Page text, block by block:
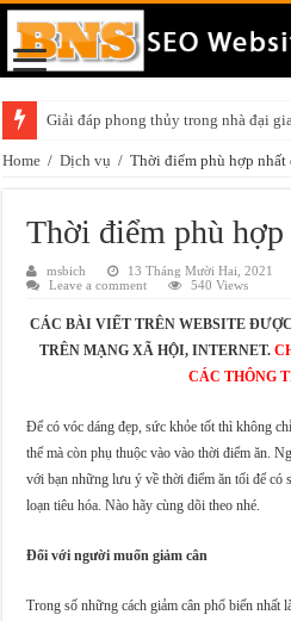
Giải đáp phong thủy trong nhà đại
Home / Dịch vụ / Thời điểm phù hợp nhất
Thời điểm phù hợp
msbich 13 Tháng Mười Hai, 2021
Leave a comment
540 Views
CÁC BÀI VIẾT TRÊN WEBSITE
TRÊN MẠNG XÃ HỘI, INTERNET.
CÁC THÔNG
Để có vóc dáng đẹp, sức khỏe tốt thì không
thể mà còn phụ thuộc vào vào thời điểm ăn.
với bạn những lưu ý về thời điểm ăn tối để có
loạn tiêu hóa. Nào hãy cùng dõi theo nhé.
Đối với người muốn giảm cân
Trong số những cách giảm cân phổ biến nhất